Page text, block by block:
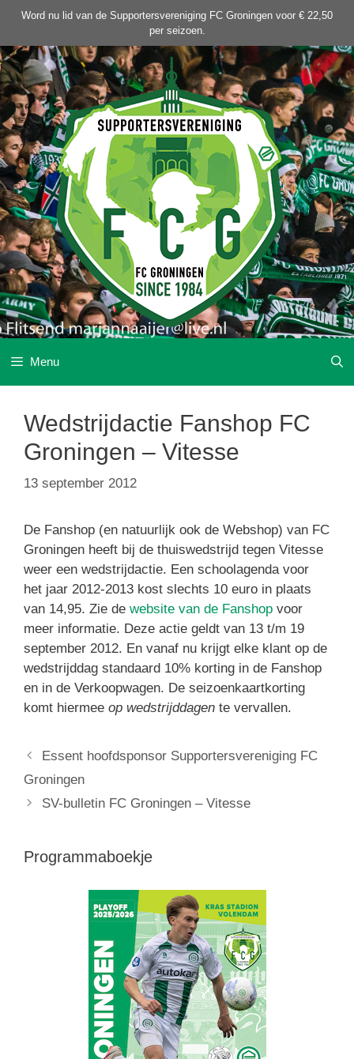
de
inhoud
Word nu lid van de Supportersvereniging FC Groningen voor € 22,50
per seizoen.
Menu
Wedstrijdactie Fanshop FC
Groningen – Vitesse
13 september 2012
De Fanshop (en natuurlijk ook de Webshop) van FC
Groningen heeft bij de thuiswedstrijd tegen Vitesse
weer een wedstrijdactie. Een schoolagenda voor
het jaar 2012-2013 kost slechts 10 euro in plaats
van 14,95. Zie de website van de Fanshop voor
meer informatie. Deze actie geldt van 13 t/m 19
september 2012. En vanaf nu krijgt elke klant op de
wedstrijddag standaard 10% korting in de Fanshop
en in de Verkoopwagen. De seizoenkaartkorting
komt hiermee op wedstrijddagen te vervallen.
Essent hoofdsponsor Supportersvereniging FC
Groningen
SV-bulletin FC Groningen – Vitesse
Programmaboekje